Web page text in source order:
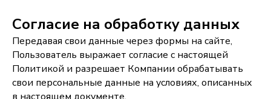
Согласие на обработку данных
Передавая свои данные через формы на сайте,
Пользователь выражает согласие с настоящей
Политикой и разрешает Компании обрабатывать
свои персональные данные на условиях, описанных